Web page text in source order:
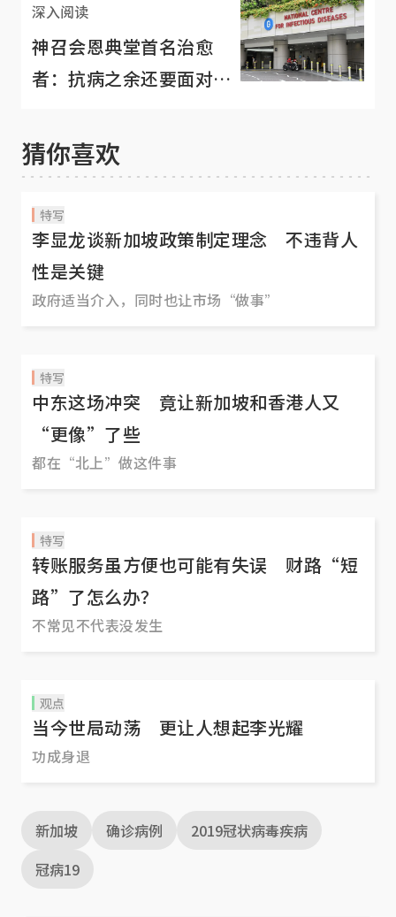
深入阅读
神召会恩典堂首名治愈
者：抗病之余还要面对公
猜你喜欢
特写
李显龙谈新加坡政策制定理念 不违背人
性是关键
政府适当介入，同时也让市场“做事”
特写
中东这场冲突 竟让新加坡和香港人又
“更像”了些
都在“北上”做这件事
特写
转账服务虽方便也可能有失误 财路“短
路”了怎么办？
不常见不代表没发生
观点
当今世局动荡 更让人想起李光耀
功成身退
新加坡 确诊病例
2019冠状病毒疾病
冠病19